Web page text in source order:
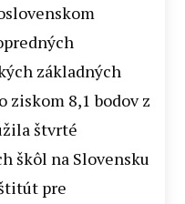
základných
ziskom 8,1 bodov z
štvrté
škôl na Slovensku
pre